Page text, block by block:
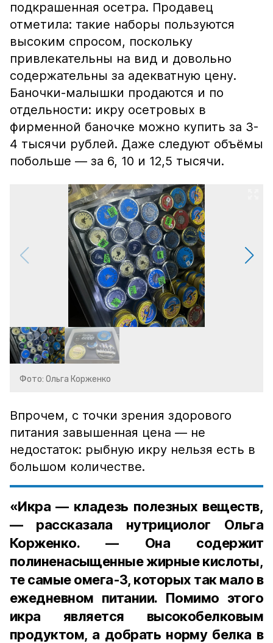
подкрашенная осетра. Продавец
отметила: такие наборы пользуются
высоким спросом, поскольку
привлекательны на вид и довольно
содержательны за адекватную цену.
Баночки-малышки продаются и по
отдельности: икру осетровых в
фирменной баночке можно купить за 3-
4 тысячи рублей. Даже следуют объёмы
побольше — за 6, 10 и 12,5 тысячи.
Фото: Ольга Корженко
Впрочем, с точки зрения здорового
питания завышенная цена — не
недостаток: рыбную икру нельзя есть в
большом количестве.
«Икра — кладезь полезных веществ,
— рассказала нутрициолог Ольга
Корженко. — Она содержит
полиненасыщенные жирные кислоты,
те самые омега-3, которых так мало в
ежедневном питании. Помимо этого
икра является высокобелковым
продуктом, а добрать норму белка в